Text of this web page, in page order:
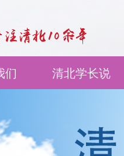
们 清北学长说